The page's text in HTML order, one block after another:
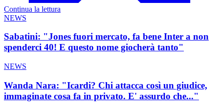
Continua la lettura
NEWS
Sabatini: "Jones fuori mercato, fa bene Inter a non
spenderci 40! E questo nome giocherà tanto"
NEWS
Wanda Nara: "Icardi? Chi attacca così un giudice,
immaginate cosa fa in privato. E' assurdo che..."